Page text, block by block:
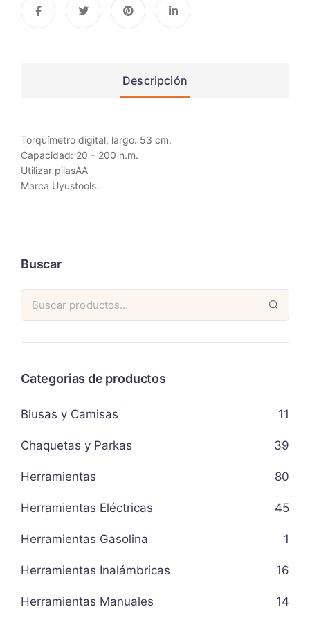
Descripción
Torquímetro digital, largo: 53 cm.
Capacidad: 20 – 200 n.m.
Utilizar pilasAA
Marca Uyustools.
Buscar
Categorias de productos
Blusas y Camisas 11
Chaquetas y Parkas 39
Herramientas 80
Herramientas Eléctricas 45
Herramientas Gasolina 1
Herramientas Inalámbricas 16
Herramientas Manuales 14